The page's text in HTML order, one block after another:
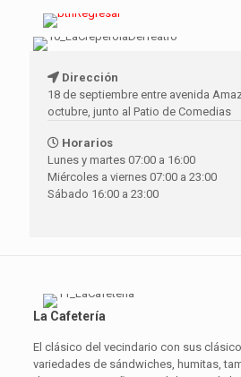
Dirección
18 de septiembre entre avenida
octubre, junto al Patio de Comedias
Horarios
Lunes y martes 07:00 a 16:00
Miércoles a viernes 07:00 a 23:00
Sábado 16:00 a 23:00
La Cafetería
El clásico del vecindario con sus
variedades de sándwiches, humitas,